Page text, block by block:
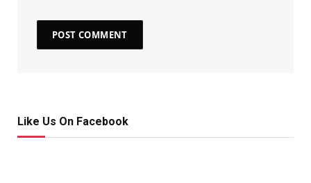
Like Us On Facebook